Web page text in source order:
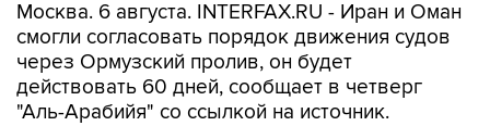
Москва. 6 августа. INTERFAX.RU - Иран и Оман
смогли согласовать порядок движения судов
через Ормузский пролив, он будет
действовать 60 дней, сообщает в четверг
"Аль-Арабийя" со ссылкой на источник.